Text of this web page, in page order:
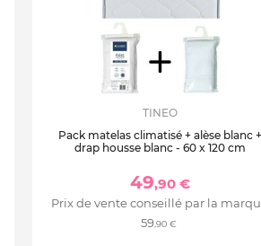
TINEO
Pack matelas climatisé + alèse blanc +
drap housse blanc - 60 x 120 cm
49,90 €
Prix de vente conseillé par la
59,90 €